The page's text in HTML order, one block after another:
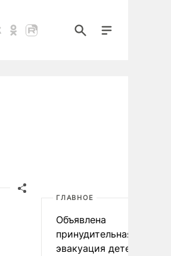
ГЛАВНОЕ
Объявлена
принудительная
эвакуация детей в